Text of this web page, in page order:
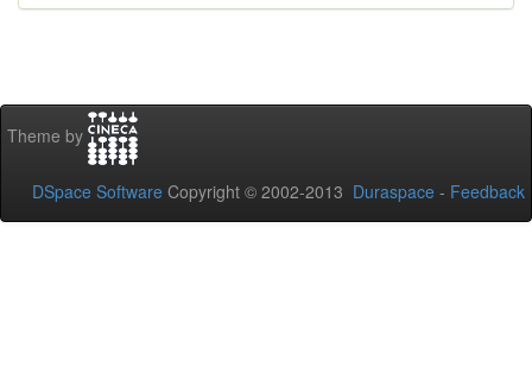
Theme by
DSpace Software Copyright © 2002-2013 Duraspace - Feedback